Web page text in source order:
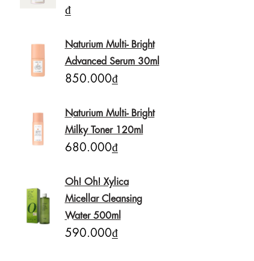
₫
Naturium Multi- Bright
Advanced Serum 30ml
850.000₫
Naturium Multi- Bright
Milky Toner 120ml
680.000₫
Oh! Oh! Xylica
Micellar Cleansing
Water 500ml
590.000₫